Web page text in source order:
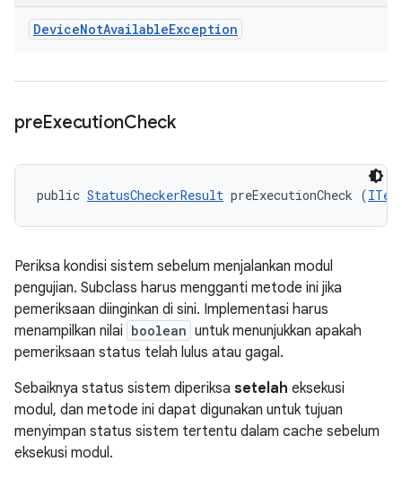
DeviceNotAvailableException
preExecutionCheck
public StatusCheckerResult preExecutionCheck (
Periksa kondisi sistem sebelum menjalankan modul
pengujian. Subclass harus mengganti metode ini jika
pemeriksaan diinginkan di sini. Implementasi harus
menampilkan nilai boolean untuk menunjukkan apakah
pemeriksaan status telah lulus atau gagal.
Sebaiknya status sistem diperiksa setelah eksekusi
modul, dan metode ini dapat digunakan untuk tujuan
menyimpan status sistem tertentu dalam cache sebelum
eksekusi modul.